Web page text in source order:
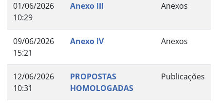
01/06/2026
10:29
Anexo III Anexos
09/06/2026
15:21
Anexo IV Anexos
12/06/2026
10:31
PROPOSTAS
HOMOLOGADAS
Publicações